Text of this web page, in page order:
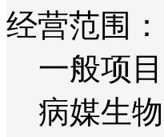
经营范围：
一般项
病媒生